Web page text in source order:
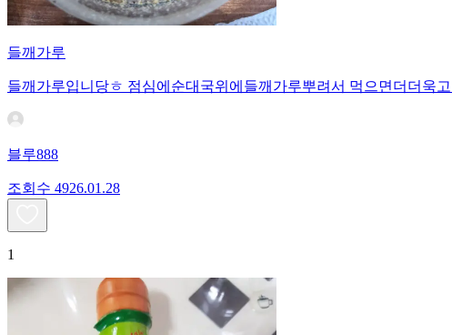
들깨가루
들깨가루입니당ㅎ 점심에순대국위에들깨가루뿌려서 먹으면더더욱
블루888
조회수 4926.01.28
1